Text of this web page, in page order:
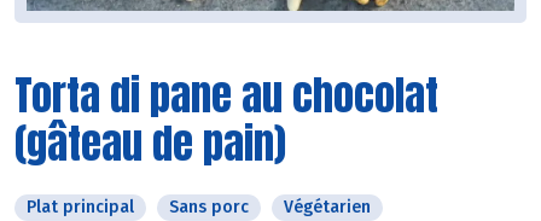
Torta di pane au chocolat
(gâteau de pain)
Plat principal Sans porc Végétarien